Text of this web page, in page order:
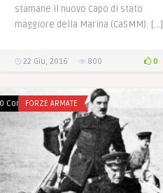
stamane il nuovo Capo di stato
maggiore della Marina (CaSMM). […]
22 Giu, 2016 800 0
0 CommentsFORZE ARMATE